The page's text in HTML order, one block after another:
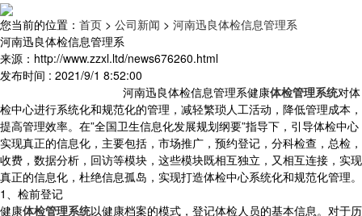
您当前的位置： 首页 > 公司新闻 > 河南迅良体检信息管理系
河南迅良体检信息管理系
来源：http://www.zzxl.ltd/news676260.html
发布时间 : 2021/9/1 8:52:00
河南迅良体检信息管理系健康体检管理系统对体
检中心进行系统化和规范化的管理，减轻繁琐人工活动，降低管理成本，
提高管理效率。在”全国卫生信息化发展规划纲要”指导下，引导体检中心
实现真正的信息化，主要包括，市场推广，预约登记，分科检查，总检，
收费，数据分析，回访等模块，这些模块既相互独立，又相互连接，实现
真正的信息化，杜绝信息孤岛，实现打造体检中心系统化和规范化管理。
1、检前登记
健康体检管理系统以健康档案的模式，登记体检人员的基本信息。对于历